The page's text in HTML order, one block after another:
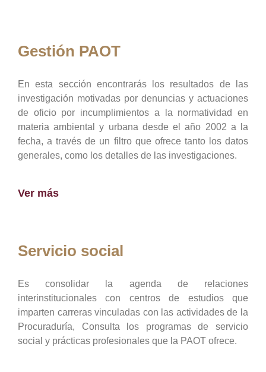
Gestión PAOT
En esta sección encontrarás los resultados de las
investigación motivadas por denuncias y actuaciones
de oficio por incumplimientos a la normatividad en
materia ambiental y urbana desde el año 2002 a la
fecha, a través de un filtro que ofrece tanto los datos
generales, como los detalles de las investigaciones.
Ver más
Servicio social
Es consolidar la agenda de relaciones
interinstitucionales con centros de estudios que
imparten carreras vinculadas con las actividades de la
Procuraduría, Consulta los programas de servicio
social y prácticas profesionales que la PAOT ofrece.